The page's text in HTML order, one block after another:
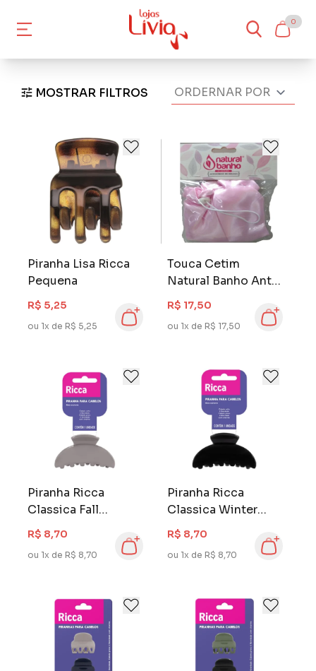
0
MOSTRAR FILTROS
Piranha Lisa Ricca
Pequena
R$ 5,25
ou 1x de R$ 5,25
Touca Cetim
Natural Banho Anti
Frizz Dupla Face
R$ 17,50
ou 1x de R$ 17,50
Piranha Ricca
Classica Fall
Grande
R$ 8,70
ou 1x de R$ 8,70
Piranha Ricca
Classica Winter
Grande
R$ 8,70
ou 1x de R$ 8,70